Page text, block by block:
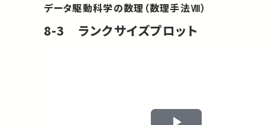
データ駆動科学の数理（数理手法Ⅷ）
8-3 ランクサイズプロット